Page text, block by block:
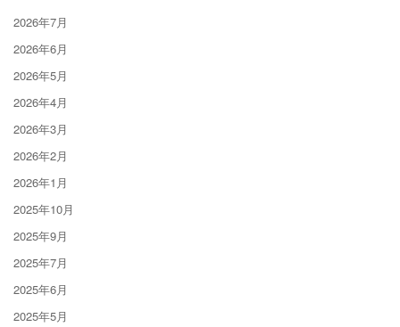
2026年7月
2026年6月
2026年5月
2026年4月
2026年3月
2026年2月
2026年1月
2025年10月
2025年9月
2025年7月
2025年6月
2025年5月